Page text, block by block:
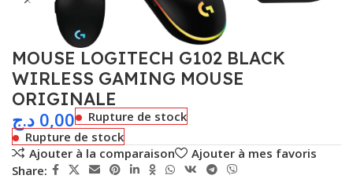
MOUSE LOGITECH G102 BLACK
WIRLESS GAMING MOUSE
ORIGINALE
0,00 د.ج
Rupture de stock
Rupture de stock
Ajouter à la comparaison
Ajouter à mes favoris
Share: